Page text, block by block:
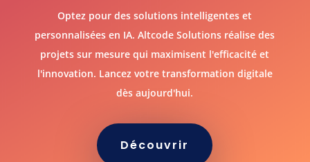
Optez pour des solutions intelligentes et
personnalisées en IA. Altcode Solutions réalise des
projets sur mesure qui maximisent l'efficacité et
l'innovation. Lancez votre transformation digitale
dès aujourd'hui.
Découvrir